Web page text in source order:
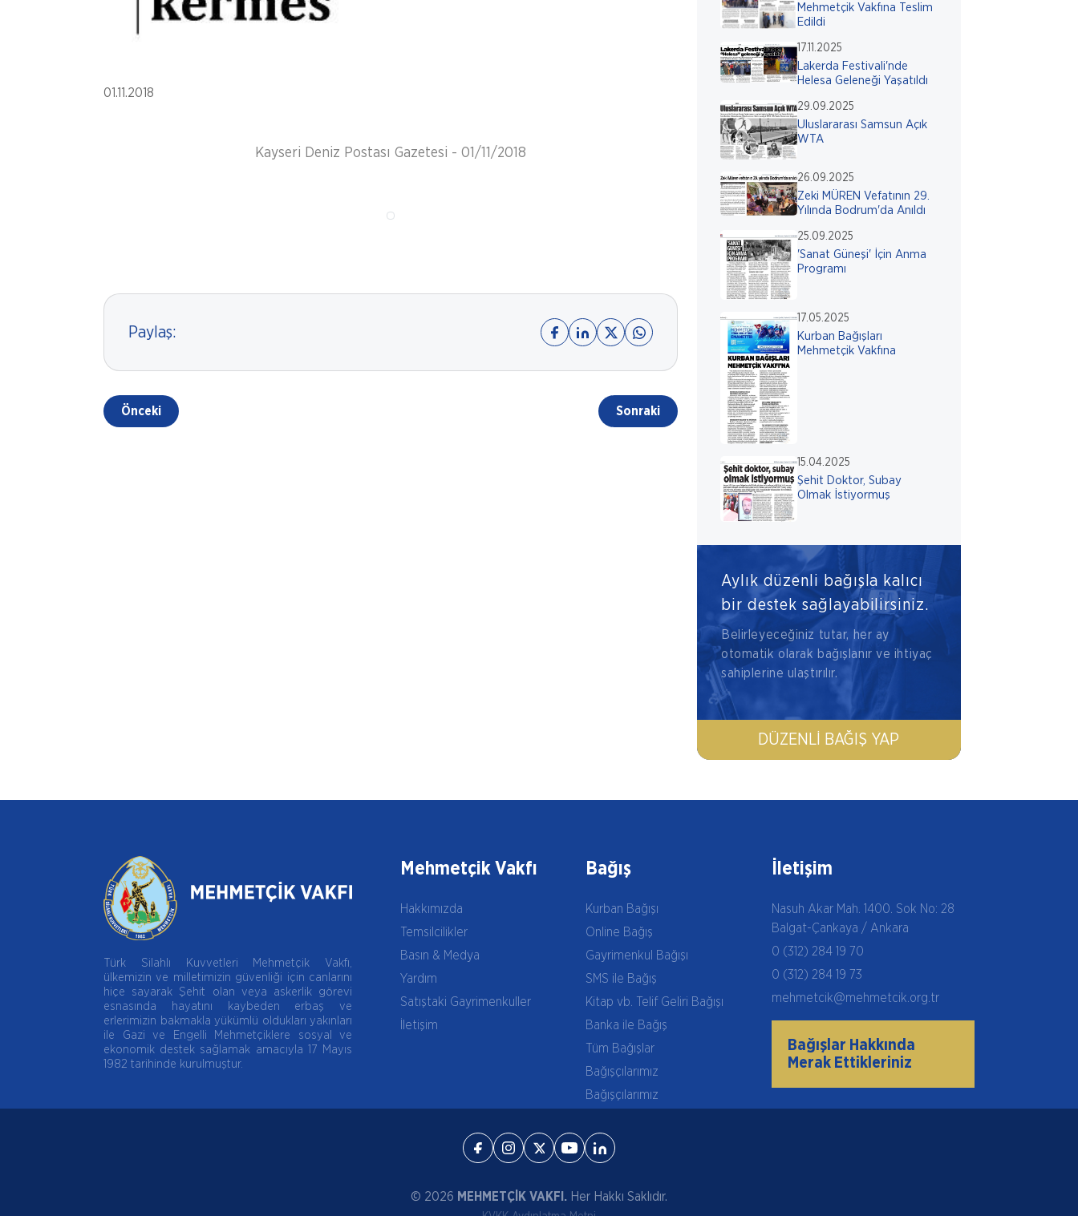
01.11.2018
Kayseri Deniz Postası Gazetesi - 01/11/2018
Paylaş:
Önceki Sonraki
Mehmetçik Vakfına Teslim
Edildi
17.11.2025
Lakerda Festivali'nde
Helesa Geleneği Yaşatıldı
29.09.2025
Uluslararası Samsun Açık
WTA
26.09.2025
Zeki MÜREN Vefatının 29.
Yılında Bodrum'da Anıldı
25.09.2025
'Sanat Güneşi' İçin Anma
Programı
17.05.2025
Kurban Bağışları
Mehmetçik Vakfına
15.04.2025
Şehit Doktor, Subay
Olmak İstiyormuş
Aylık düzenli bağışla kalıcı
bir destek sağlayabilirsiniz.
Belirleyeceğiniz tutar, her ay
otomatik olarak bağışlanır ve ihtiyaç
sahiplerine ulaştırılır.
DÜZENLI BAĞIŞ YAP
Türk Silahlı Kuvvetleri Mehmetçik Vakfı,
ülkemizin ve milletimizin güvenliği için canlarını
hiçe sayarak Şehit olan veya askerlik görevi
esnasında hayatını kaybeden erbaş ve
erlerimizin bakmakla yükümlü oldukları yakınları
ile Gazi ve Engelli Mehmetçiklere sosyal ve
ekonomik destek sağlamak amacıyla 17 Mayıs
1982 tarihinde kurulmuştur.
Mehmetçik Vakfı
Hakkımızda
Temsilcilikler
Basın & Medya
Yardım
Satıştaki Gayrimenkuller
İletişim
Bağış
Kurban Bağışı
Online Bağış
Gayrimenkul Bağışı
SMS ile Bağış
Kitap vb. Telif Geliri Bağışı
Banka ile Bağış
Tüm Bağışlar
Bağışçılarımız
Bağışçılarımız
İletişim
Nasuh Akar Mah. 1400. Sok No: 28
Balgat-Çankaya / Ankara
0 (312) 284 19 70
0 (312) 284 19 73
mehmetcik@mehmetcik.org.tr
Bağışlar Hakkında
Merak Ettikleriniz
© 2026 MEHMETÇİK VAKFI. Her Hakkı Saklıdır.